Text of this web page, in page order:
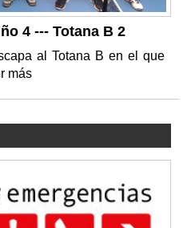
4 --- Totana B 2
al Totana B en el que
más